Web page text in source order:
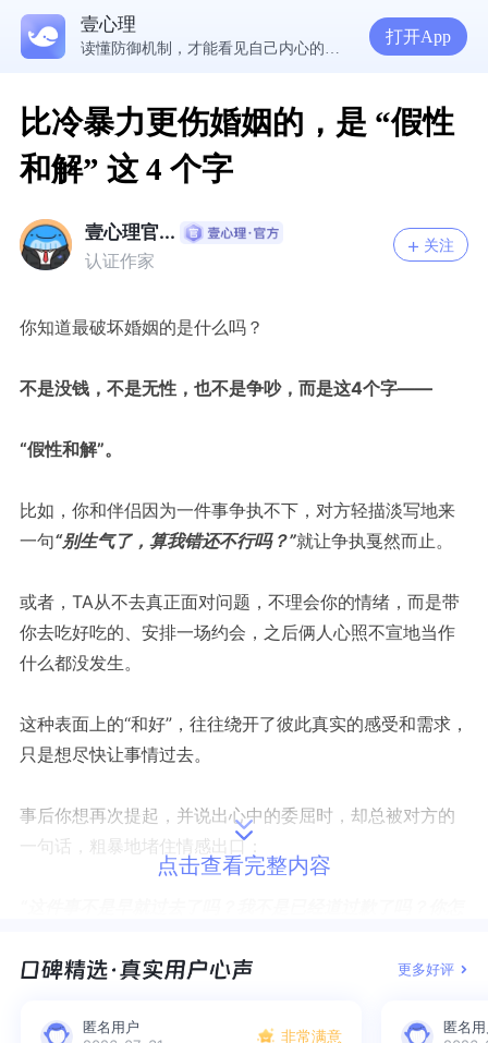
壹心理
5300万人在这里获得专业心理帮助
打开App
比冷暴力更伤婚姻的，是 “假性
和解” 这 4 个字
壹心理官...
认证作家
关注
你知道最破坏婚姻的是什么吗？
不是没钱，不是无性，也不是争吵，而是这4个字——
“假性和解”。
比如，你和伴侣因为一件事争执不下，对方轻描淡写地来
一句“别生气了，算我错还不行吗？”就让争执戛然而止。
或者，TA从不去真正面对问题，不理会你的情绪，而是带
你去吃好吃的、安排一场约会，之后俩人心照不宣地当作
什么都没发生。
这种表面上的“和好”，往往绕开了彼此真实的感受和需求，
只是想尽快让事情过去。
事后你想再次提起，并说出心中的委屈时，却总被对方的
一句话，粗暴地堵住情感出口：
点击查看完整内容
更多好评
匿名用户
非常满意
匿名